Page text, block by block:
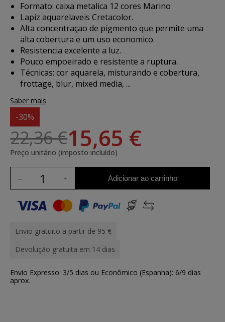
Formato: caixa metalica 12 cores Marino
Lapiz aquarelaveis Cretacolor.
Alta concentraçao de pigmento que permite uma
alta cobertura e um uso economico.
Resistencia excelente a luz.
Pouco empoeirado e resistente a ruptura.
Técnicas: cor aquarela, misturando e cobertura,
frottage, blur, mixed media, ...
Saber mais
-30%
22,36 €15,65 €
Preço unitário (imposto incluído)
Adicionar ao carrinho
Envio gratuito a partir de 95 €
Devolução gratuita em 14 dias
Envio Expresso: 3/5 dias ou Econômico (Espanha): 6/9 dias
aprox.